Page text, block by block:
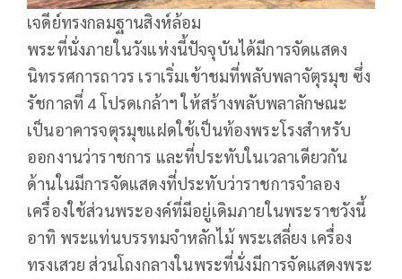
เจดีย์ทรงกลมฐานสิงห์ล้อม
พระที่นั่งภายในวังแห่งนี้ปัจจุบันได้มีการจัดแสดง
นิทรรศการถาวร เราเริ่มเข้าชมที่พลับพลาจัตุรมุข ซึ่ง
รัชกาลที่ 4 โปรดเกล้าฯ ให้สร้างพลับพลาลักษณะ
เป็นอาคารจตุรมุขแฝดใช้เป็นท้องพระโรงสำหรับ
ออกงานว่าราชการ และที่ประทับในเวลาเดียวกัน
ด้านในมีการจัดแสดงที่ประทับว่าราชการจำลอง
เครื่องใช้ส่วนพระองค์ที่มีอยู่เดิมภายในพระราชวังนี้
อาทิ พระแท่นบรรทมจำหลักไม้ พระเสลี่ยง เครื่อง
ทรงเสวย ส่วนโถงกลางในพระที่นั่งมีการจัดแสดงพระ